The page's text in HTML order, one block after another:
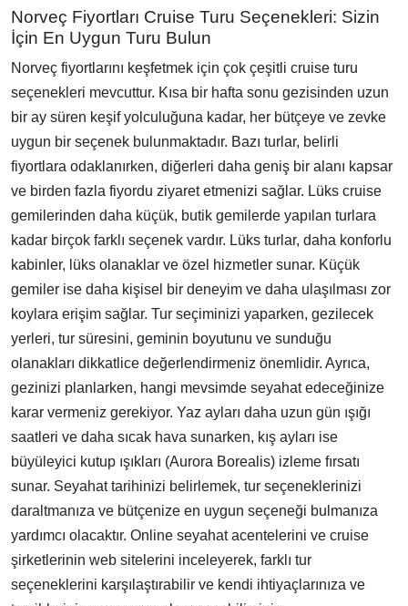
Norveç Fiyortları Cruise Turu Seçenekleri: Sizin
İçin En Uygun Turu Bulun
Norveç fiyortlarını keşfetmek için çok çeşitli cruise turu
seçenekleri mevcuttur. Kısa bir hafta sonu gezisinden uzun
bir ay süren keşif yolculuğuna kadar, her bütçeye ve zevke
uygun bir seçenek bulunmaktadır. Bazı turlar, belirli
fiyortlara odaklanırken, diğerleri daha geniş bir alanı kapsar
ve birden fazla fiyordu ziyaret etmenizi sağlar. Lüks cruise
gemilerinden daha küçük, butik gemilerde yapılan turlara
kadar birçok farklı seçenek vardır. Lüks turlar, daha konforlu
kabinler, lüks olanaklar ve özel hizmetler sunar. Küçük
gemiler ise daha kişisel bir deneyim ve daha ulaşılması zor
koylara erişim sağlar. Tur seçiminizi yaparken, gezilecek
yerleri, tur süresini, geminin boyutunu ve sunduğu
olanakları dikkatlice değerlendirmeniz önemlidir. Ayrıca,
gezinizi planlarken, hangi mevsimde seyahat edeceğinize
karar vermeniz gerekiyor. Yaz ayları daha uzun gün ışığı
saatleri ve daha sıcak hava sunarken, kış ayları ise
büyüleyici kutup ışıkları (Aurora Borealis) izleme fırsatı
sunar. Seyahat tarihinizi belirlemek, tur seçeneklerinizi
daraltmanıza ve bütçenize en uygun seçeneği bulmanıza
yardımcı olacaktır. Online seyahat acentelerini ve cruise
şirketlerinin web sitelerini inceleyerek, farklı tur
seçeneklerini karşılaştırabilir ve kendi ihtiyaçlarınıza ve